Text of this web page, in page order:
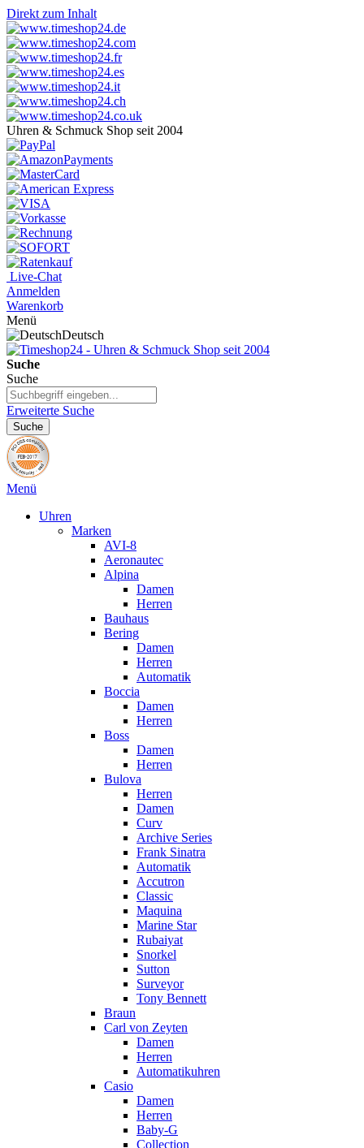
Direkt zum Inhalt
Uhren & Schmuck Shop seit 2004
Live-Chat
Anmelden
Warenkorb
Menü
Deutsch
Suche
Suche
Erweiterte Suche
Suche
Menü
Uhren
Marken
AVI-8
Aeronautec
Alpina
Damen
Herren
Bauhaus
Bering
Damen
Herren
Automatik
Boccia
Damen
Herren
Boss
Damen
Herren
Bulova
Herren
Damen
Curv
Archive Series
Frank Sinatra
Automatik
Accutron
Classic
Maquina
Marine Star
Rubaiyat
Snorkel
Sutton
Surveyor
Tony Bennett
Braun
Carl von Zeyten
Damen
Herren
Automatikuhren
Casio
Damen
Herren
Baby-G
Collection